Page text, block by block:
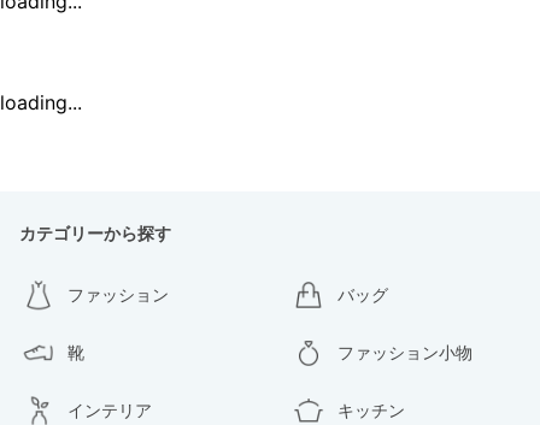
loading...
カテゴリーから探す
ファッション バッグ
靴 ファッション小物
インテリア キッチン